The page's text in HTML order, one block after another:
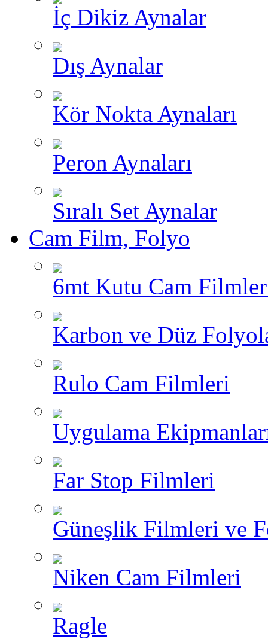
İç Dikiz Aynalar
Dış Aynalar
Kör Nokta Aynaları
Peron Aynaları
Sıralı Set Aynalar
Cam Film, Folyo
6mt Kutu Cam
Karbon ve Düz
Rulo Cam Filmleri
Uygulama
Far Stop Filmleri
Güneşlik Filmleri ve
Niken Cam Filmleri
Ragle